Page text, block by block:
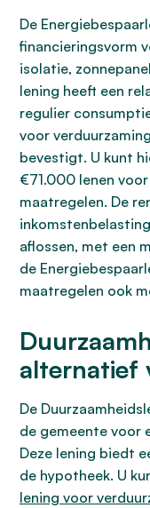
De
financieringsvorm
isolatie,
lening heeft een
regulier
voor
bevestigt. U kunt
€71.000 lenen
maatregelen. De
aflossen, met een
de
maatregelen ook
alternatief
De
de gemeente voor
Deze lening biedt
de hypotheek. U
lening voor